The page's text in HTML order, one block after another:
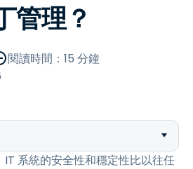
管理？
閱讀時間：15 分鐘
系統的安全性和穩定性比以往任